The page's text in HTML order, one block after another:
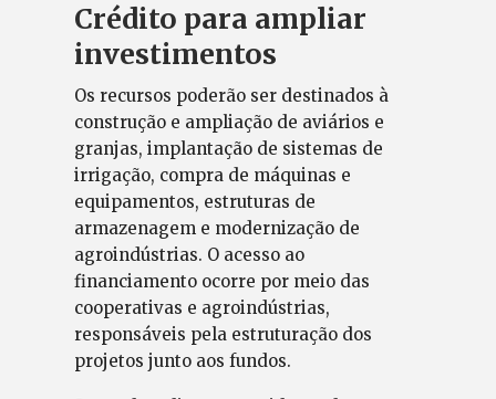
Crédito para ampliar
investimentos
Os recursos poderão ser destinados à
construção e ampliação de aviários e
granjas, implantação de sistemas de
irrigação, compra de máquinas e
equipamentos, estruturas de
armazenagem e modernização de
agroindústrias. O acesso ao
financiamento ocorre por meio das
cooperativas e agroindústrias,
responsáveis pela estruturação dos
projetos junto aos fundos.